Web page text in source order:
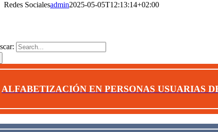
Redes Socialesadmin2025-05-05T12:13:14+02:00
ALFABETIZACIÓN EN PERSONAS USUARIAS